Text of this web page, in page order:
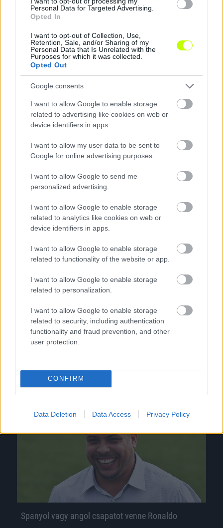
Personal Data for Targeted Advertising.
Opted In
I want to opt-out of Collection, Use,
Retention, Sale, and/or Sharing of my
Personal Data that Is Unrelated with the
Purposes for which it was collected.
Opted Out
Google consents
I want to allow Google to enable storage
related to advertising like cookies on web or
device identifiers in apps.
I want to allow my user data to be sent to
Google for online advertising purposes.
I want to allow Google to send me
personalized advertising.
I want to allow Google to enable storage
related to analytics like cookies on web or
device identifiers in apps.
I want to allow Google to enable storage
related to functionality of the website or app.
I want to allow Google to enable storage
related to personalization.
I want to allow Google to enable storage
related to security, including authentication
functionality and fraud prevention, and other
user protection.
CONFIRM
Data Deletion Data Access Privacy Policy
Harmadszor állították ki a Barca ellen, ki is kaptak
A listavezető FC Barcelona 2-0-ra győzött az
Eibar vendégeként a spanyol labdarúgó-
bajnokság 24. fordulójának szombati
játéknapján. A hazai együttes […]
2018.02.17. |
Az orosz listavezető ellen is játszik a héten a Fradi
A portugáliai edzőtábor után ezúttal
Spanyolországba, Cádizba utazott a
Ferencváros edzőtáborozásra – jelentette a
klub honlapja. A Fradi hajnali […]
|
Spanyol vagy angol csapatot venne Ronaldo